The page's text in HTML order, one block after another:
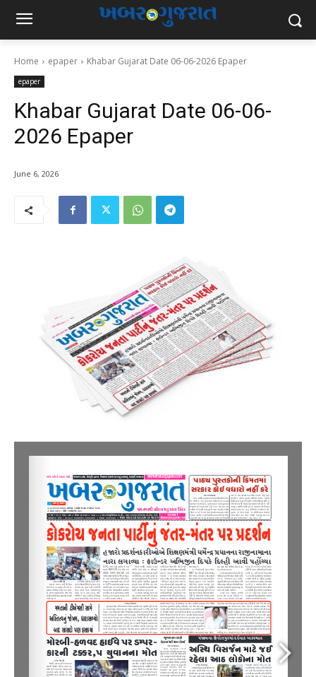
Home epaper Khabar Gujarat Date 06-06-2026 Epaper
epaper
Khabar Gujarat Date 06-06-
2026 Epaper
June 6, 2026